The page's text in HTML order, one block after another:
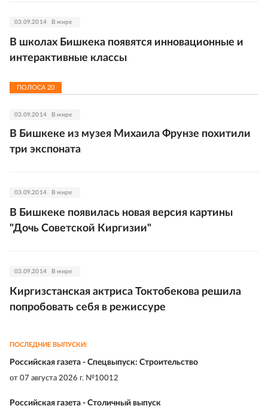
03.09.2014 В мире
В школах Бишкека появятся инновационные и
интерактивные классы
ПОЛОСА 20
03.09.2014 В мире
В Бишкеке из музея Михаила Фрунзе похитили
три экспоната
03.09.2014 В мире
В Бишкеке появилась новая версия картины
"Дочь Советской Киргизии"
03.09.2014 В мире
Киргизстанская актриса Токтобекова решила
попробовать себя в режиссуре
ПОСЛЕДНИЕ ВЫПУСКИ:
Российская газета - Спецвыпуск: Строительство
от 07 августа 2026 г. №10012
Российская газета - Столичный выпуск